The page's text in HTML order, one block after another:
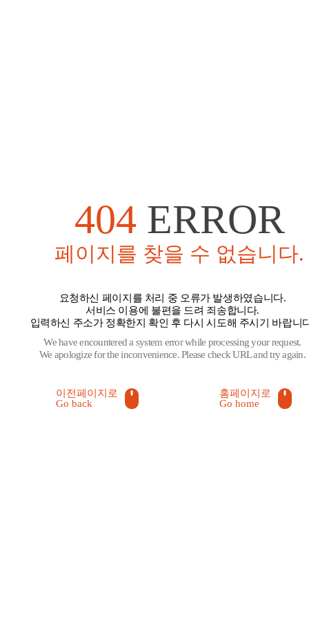
404 ERROR
페이지를 찾을 수 없습니다.
요청하신 페이지를 처리 중 오류가 발생하였습니다.
서비스 이용에 불편을 드려 죄송합니다.
입력하신 주소가 정확한지 확인 후 다시 시도해 주시기 바랍니
We have encountered a system error while processing your request.
We apologize for the inconvenience. Please check URL and try again.
이전페이지로
Go back
홈페이지로
Go home